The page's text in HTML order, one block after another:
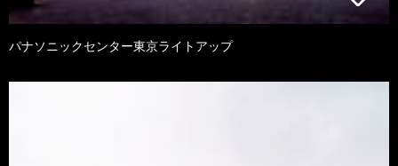
パナソニックセンター東京ライトアップ